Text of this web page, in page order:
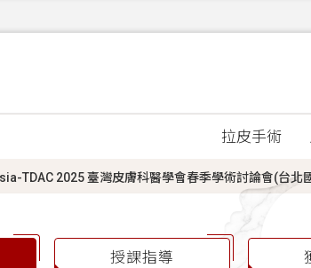
拉皮手術
TDAC 2025 臺灣皮膚科醫學會春季學術討論會(台北
授課指導